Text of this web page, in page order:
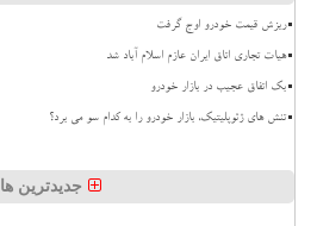
ریزش قیمت خودرو اوج گرفت
هیات تجاری اتاق ایران عازم اسلام آباد شد
بک اتفاق عجیب در بازار خودرو
تنش های ژئوپلیتیک، بازار خودرو را به کدام سو می برد؟
جدیدترین ها